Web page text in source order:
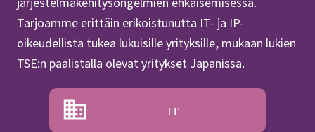
Tarjoamme erittäin erikoistunutta IT- ja IP-
oikeudellista tukea lukuisille yrityksille, mukaan lukien
TSE:n päälistalla olevat yritykset Japanissa.
IT